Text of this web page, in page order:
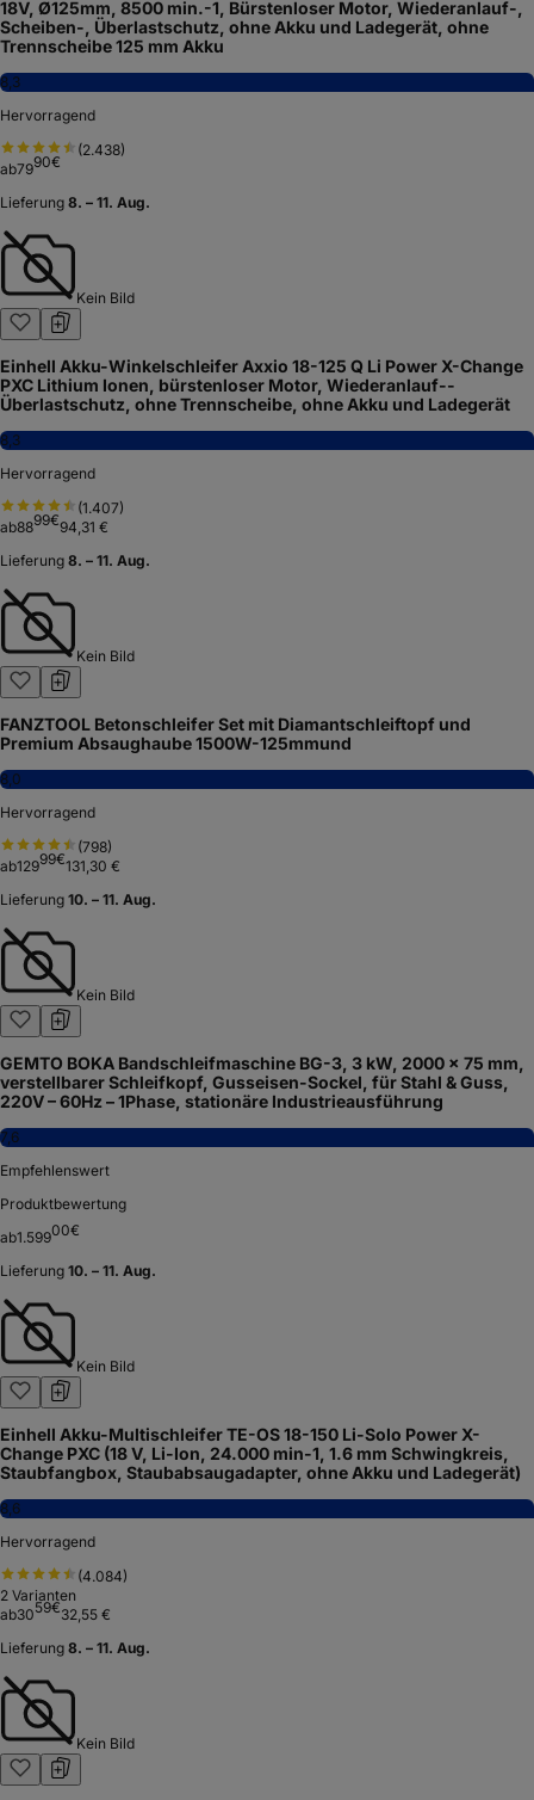
18V, Ø125mm, 8500 min.-1, Bürstenloser Motor, Wiederanlauf-,
Scheiben-, Überlastschutz, ohne Akku und Ladegerät, ohne
Trennscheibe 125 mm Akku
8,3
Hervorragend
(2.438)
ab7990€
Lieferung 8. – 11. Aug.
Kein Bild
Einhell Akku-Winkelschleifer Axxio 18-125 Q Li Power X-Change
PXC Lithium Ionen, bürstenloser Motor, Wiederanlauf--
Überlastschutz, ohne Trennscheibe, ohne Akku und Ladegerät
8,3
Hervorragend
(1.407)
ab8899€94,31 €
Lieferung 8. – 11. Aug.
Kein Bild
FANZTOOL Betonschleifer Set mit Diamantschleiftopf und
Premium Absaughaube 1500W-125mmund
8,0
Hervorragend
(798)
ab12999€131,30 €
Lieferung 10. – 11. Aug.
Kein Bild
GEMTO BOKA Bandschleifmaschine BG-3, 3 kW, 2000 × 75 mm,
verstellbarer Schleifkopf, Gusseisen-Sockel, für Stahl & Guss,
220V – 60Hz – 1Phase, stationäre Industrieausführung
7,6
Empfehlenswert
Produktbewertung
ab1.59900€
Lieferung 10. – 11. Aug.
Kein Bild
Einhell Akku-Multischleifer TE-OS 18-150 Li-Solo Power X-
Change PXC (18 V, Li-Ion, 24.000 min-1, 1.6 mm Schwingkreis,
Staubfangbox, Staubabsaugadapter, ohne Akku und Ladegerät)
8,6
Hervorragend
(4.084)
2 Varianten
ab3059€32,55 €
Lieferung 8. – 11. Aug.
Kein Bild